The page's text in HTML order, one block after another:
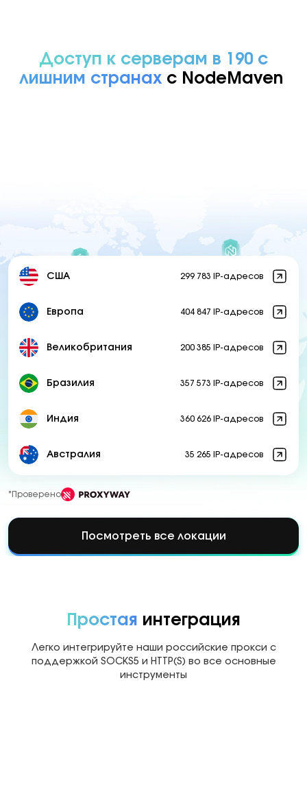
Доступ к серверам в 190 с
лишним странах с NodeMaven
США 299 783 IP-адресов
Европа 404 847 IP-адресов
Великобритания 200 385 IP-адресов
Бразилия 357 573 IP-адресов
Индия 360 626 IP-адресов
Австралия 35 265 IP-адресов
*Проверено
Посмотреть все локации
Простая интеграция
Легко интегрируйте наши российские прокси с
поддержкой SOCKS5 и HTTP(S) во все основные
инструменты